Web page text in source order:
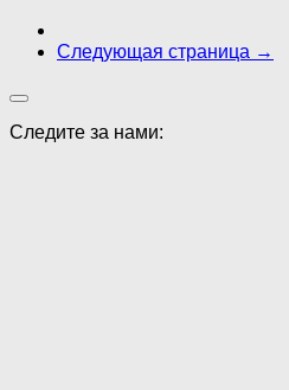
Следующая страница →
Следите за нами: